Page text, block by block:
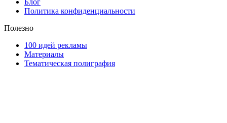
Блог
Политика конфиденциальности
Полезно
100 идей рекламы
Материалы
Тематическая полиграфия